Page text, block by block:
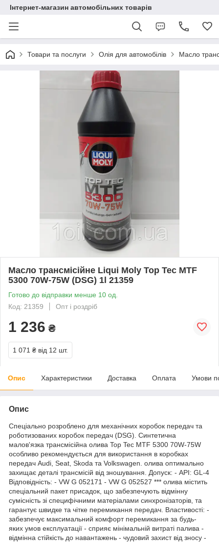
Інтернет-магазин автомобільних товарів
Товари та послуги Олія для автомобілів Масло
Масло трансмісійне Liqui Moly Top Tec MTF
5300 70W-75W (DSG) 1l 21359
Готово до відправки менше 10 од.
Код: 21359
Опт і роздріб
1 236 ₴
1 071 ₴ від 12 шт.
Опис Характеристики Доставка Оплата Умови
Опис
Спеціально розроблено для механічних коробок передач та
роботизованих коробок передач (DSG). Синтетична
малов'язка трансмісійна олива Top Tec MTF 5300 70W-75W
особливо рекомендується для використання в коробках
передач Audi, Seat, Skoda та Volkswagen. олива оптимально
захищає деталі трансмісій від зношування. Допуск: - API: GL-4
Відповідність: - VW G 052171 - VW G 052527 *** олива містить
спеціальний пакет присадок, що забезпечують відмінну
сумісність зі специфічними матеріалами синхронізаторів, та
гарантує швидке та чітке перемикання передач. Властивості: -
забезпечує максимальний комфорт перемикання за будь-
яких умов експлуатації - сприяє мінімальній витраті палива -
відмінна стійкість до навантажень - чудовий захист від зносу -